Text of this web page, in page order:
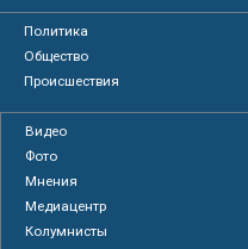
Политика
Общество
Происшествия
Видео
Фото
Мнения
Медиацентр
Колумнисты